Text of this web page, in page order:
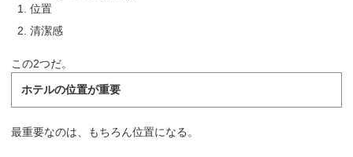
位置
清潔感
この2つだ。
ホテルの位置が重要
最重要なのは、もちろん位置になる。